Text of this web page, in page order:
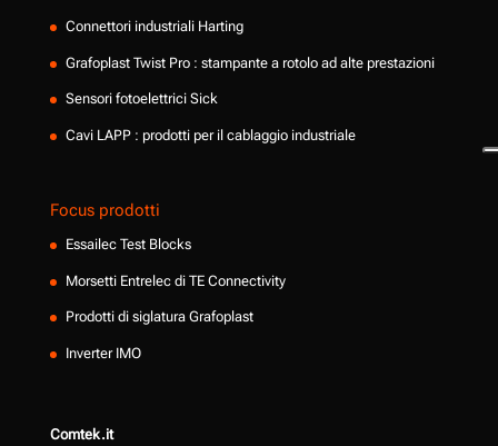
Connettori industriali Harting
Grafoplast Twist Pro : stampante a rotolo ad alte prestazioni
Sensori fotoelettrici Sick
Cavi LAPP : prodotti per il cablaggio industriale
Focus prodotti
Essailec Test Blocks
Morsetti Entrelec di TE Connectivity
Prodotti di siglatura Grafoplast
Inverter IMO
Comtek.it